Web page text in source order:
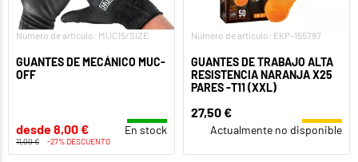
Número de artículo: MUC15/SIZE
GUANTES DE MECÁNICO MUC-
OFF
desde 8,00 € En stock
11,00 € -27% DESCUENTO
Número de artículo: EKP-155797
GUANTES DE TRABAJO ALTA
RESISTENCIA NARANJA X25
PARES -T11 (XXL)
27,50 €
Actualmente no disponible